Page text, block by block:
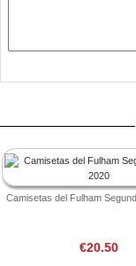
Camisetas del Fulham
€20.50